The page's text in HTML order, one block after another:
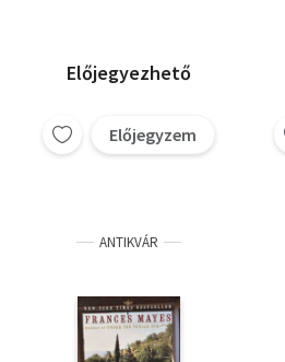
Előjegyezhető
Előjegyzem
ANTIKVÁR